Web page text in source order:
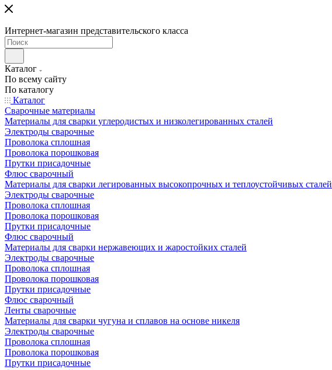
Интернет-магазин представительского класса
Каталог
По всему сайту
По каталогу
Каталог
Сварочные материалы
Материалы для сварки углеродистых и низколегированных сталей
Электроды сварочные
Проволока сплошная
Проволока порошковая
Прутки присадочные
Флюс сварочный
Материалы для сварки легированных высокопрочных и теплоустойчивых сталей
Электроды сварочные
Проволока сплошная
Проволока порошковая
Прутки присадочные
Флюс сварочный
Материалы для сварки нержавеющих и жаростойких сталей
Электроды сварочные
Проволока сплошная
Проволока порошковая
Прутки присадочные
Флюс сварочный
Ленты сварочные
Материалы для сварки чугуна и сплавов на основе никеля
Электроды сварочные
Проволока сплошная
Проволока порошковая
Прутки присадочные